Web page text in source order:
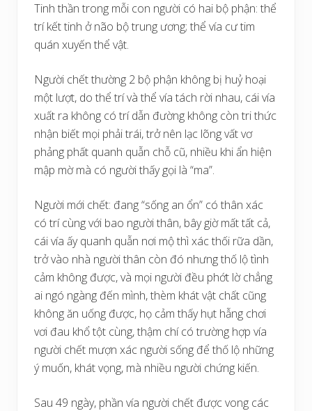
Tinh thần trong mỗi con người có hai bộ phận: thể
trí kết tinh ở não bộ trung ương; thể vía cư tim
quán xuyến thể vật.
Người chết thường 2 bộ phận không bị huỷ hoại
một lượt, do thể trí và thể vía tách rời nhau, cái vía
xuất ra không có trí dẫn đường không còn tri thức
nhận biết mọi phải trái, trở nên lạc lõng vất vơ
phảng phất quanh quẫn chỗ cũ, nhiều khi ẩn hiện
mập mờ mà có người thấy gọi là “ma”.
Người mới chết: đang “sống an ổn” có thân xác
có trí cùng với bao người thân, bây giờ mất tất cả,
cái vía ấy quanh quẫn nơi mộ thì xác thối rữa dần,
trở vào nhà người thân còn đó nhưng thố lộ tình
cảm không được, và mọi người đều phớt lờ chẳng
ai ngó ngàng đến mình, thèm khát vật chất cũng
không ăn uống được, họ cảm thấy hụt hẫng chơi
vơi đau khổ tột cùng, thậm chí có trường hợp vía
người chết mượn xác người sống để thố lộ những
ý muốn, khát vọng, mà nhiều người chứng kiến.
Sau 49 ngày, phần vía người chết được vong các